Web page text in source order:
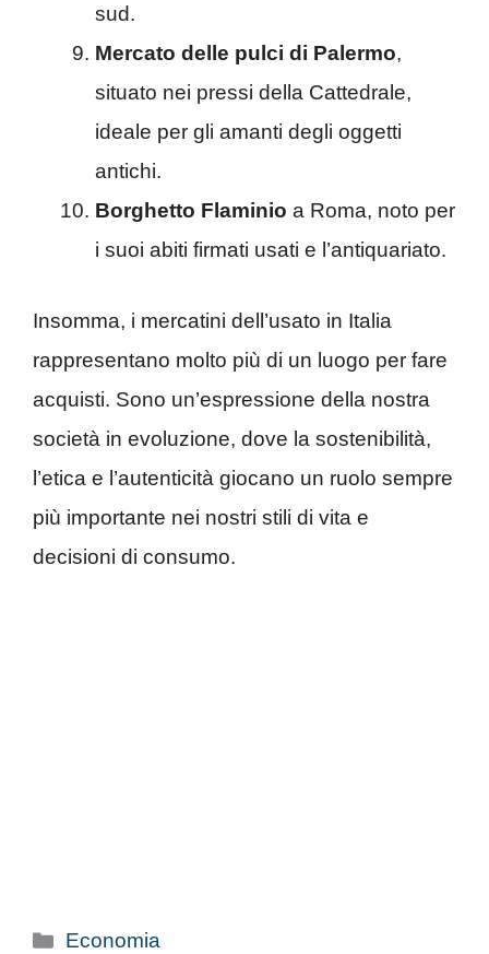
sud.
Mercato delle pulci di Palermo,
situato nei pressi della Cattedrale,
ideale per gli amanti degli oggetti
antichi.
Borghetto Flaminio a Roma, noto per
i suoi abiti firmati usati e l’antiquariato.
Insomma, i mercatini dell’usato in Italia
rappresentano molto più di un luogo per fare
acquisti. Sono un’espressione della nostra
società in evoluzione, dove la sostenibilità,
l’etica e l’autenticità giocano un ruolo sempre
più importante nei nostri stili di vita e
decisioni di consumo.
Categorie
Economia